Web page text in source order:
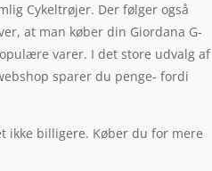
Cykeltrøjer. Der følger også
at man køber din Giordana G-
varer. I det store udvalg af
sparer du penge- fordi
ikke billigere. Køber du for mere